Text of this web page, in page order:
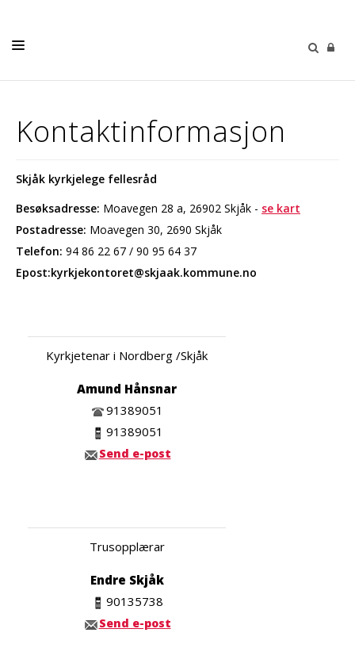
TRUSOPPLÆRING
SOKNA
KALENDER
KONTAKT
Kontaktinformasjon
Skjåk kyrkjelege fellesråd
Besøksadresse: Moavegen 28 a, 26902 Skjåk - se kart
Postadresse: Moavegen 30, 2690 Skjåk
Telefon: 94 86 22 67 / 90 95 64 37
Epost:kyrkjekontoret@skjaak.kommune.no
Kyrkjetenar i Nordberg /Skjåk
Amund Hånsnar
91389051
91389051
Send e-post
Trusopplærar
Endre Skjåk
90135738
Send e-post